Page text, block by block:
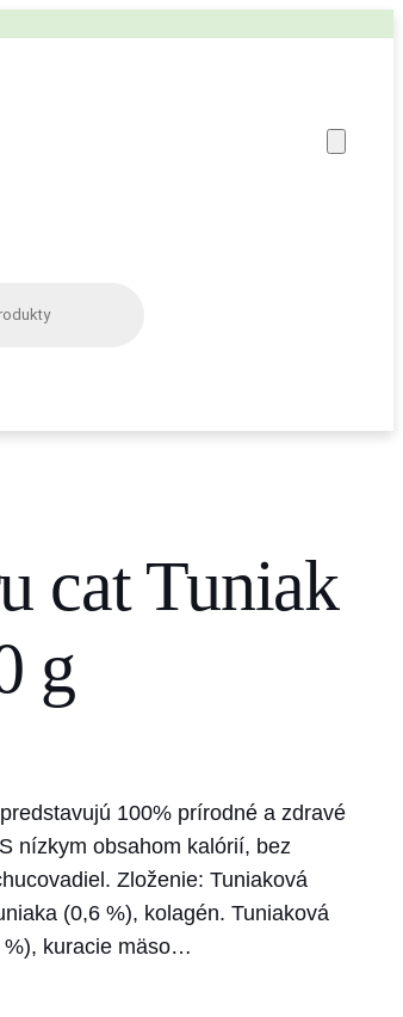
cat Tuniak
g
100% prírodné a zdravé
nízkym obsahom kalórií, bez
Zloženie: Tuniaková
(0,6 %), kolagén. Tuniaková
%), kuracie mäso…